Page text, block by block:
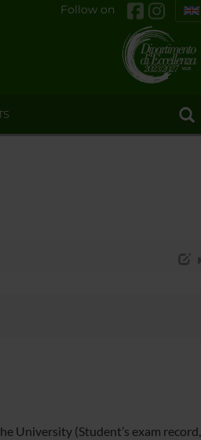
Follow on
University (Student’s exam record,